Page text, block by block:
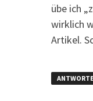
übe ich
wirklich
Artikel.